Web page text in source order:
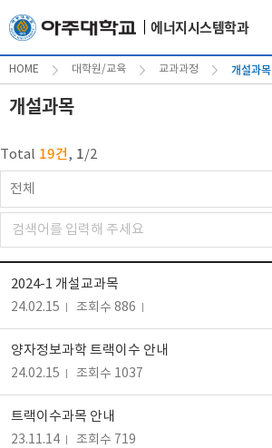
에너지시스템학과
HOME 대학원/교육 교과과정 개설과목
개설과목
Total 19건, 1/2
전체
2024-1 개설교과목
24.02.15 조회수 886
양자정보과학 트랙이수 안내
24.02.15 조회수 1037
트랙이수과목 안내
23.11.14 조회수 719